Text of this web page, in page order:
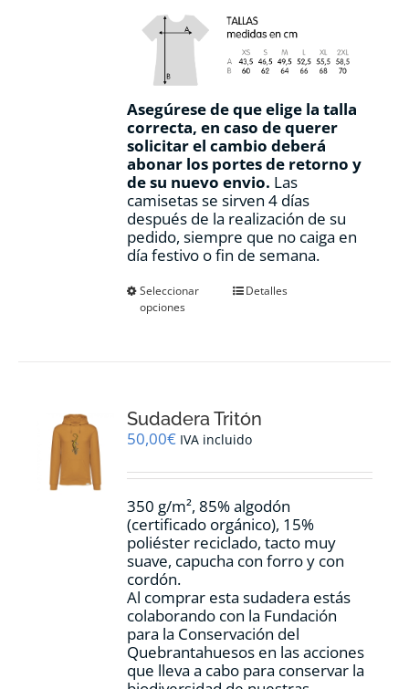
Asegúrese de que elige la talla
correcta, en caso de querer
solicitar el cambio deberá
abonar los portes de retorno y
de su nuevo envio. Las
camisetas se sirven 4 días
después de la realización de su
pedido, siempre que no caiga en
día festivo o fin de semana.
Seleccionar
opciones
Este
se
pueden
en
página
de
producto
Detalles
Sudadera Tritón
50,00€ IVA incluido
350 g/m², 85% algodón
(certificado orgánico), 15%
poliéster reciclado, tacto muy
suave, capucha con forro y con
cordón.
Al comprar esta sudadera estás
colaborando con la Fundación
para la Conservación del
Quebrantahuesos en las acciones
que lleva a cabo para conservar la